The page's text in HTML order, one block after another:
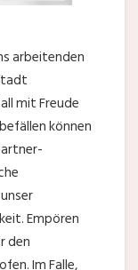
arbeitenden
mit Freude
können
Empören
den
Im Falle,